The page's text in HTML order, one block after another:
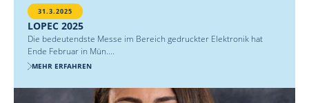
31.3.2025
LOPEC 2025
Die bedeutendste Messe im Bereich gedruckter Elektronik hat
Ende Februar in Mün....
MEHR ERFAHREN